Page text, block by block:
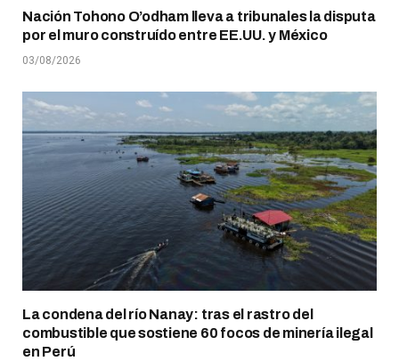
Nación Tohono O’odham lleva a tribunales la disputa
por el muro construído entre EE.UU. y México
03/08/2026
La condena del río Nanay: tras el rastro del
combustible que sostiene 60 focos de minería ilegal
en Perú